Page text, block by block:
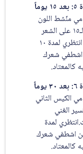
منّشط اللون
لليوم الـ١٥ على الشعر
المبلل، انتظري لمدة ١٠
اشطفي شعرك
كالمعتاد.
الكيس الثاني
الغني
لمدة
اشطفي شعرك
كالمعتاد.